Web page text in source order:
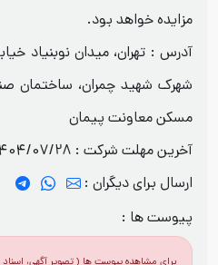
مزایده خواهد بود.
آدرس : تهران، میدان نوبنیاد
شهرک شهید چمران، ساختمان
مسکن معاونت پیمان
آخرین مهلت شرکت : 07/28 12:00:00
ارسال برای دیگران :
پیوست ها :
برای مشاهده پیوست ها ( تصویر آگهی،